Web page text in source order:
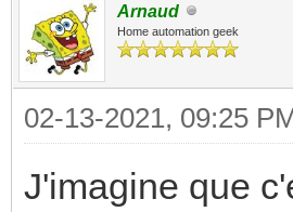
Arnaud
Home automation geek
02-13-2021, 09:25
J'imagine que